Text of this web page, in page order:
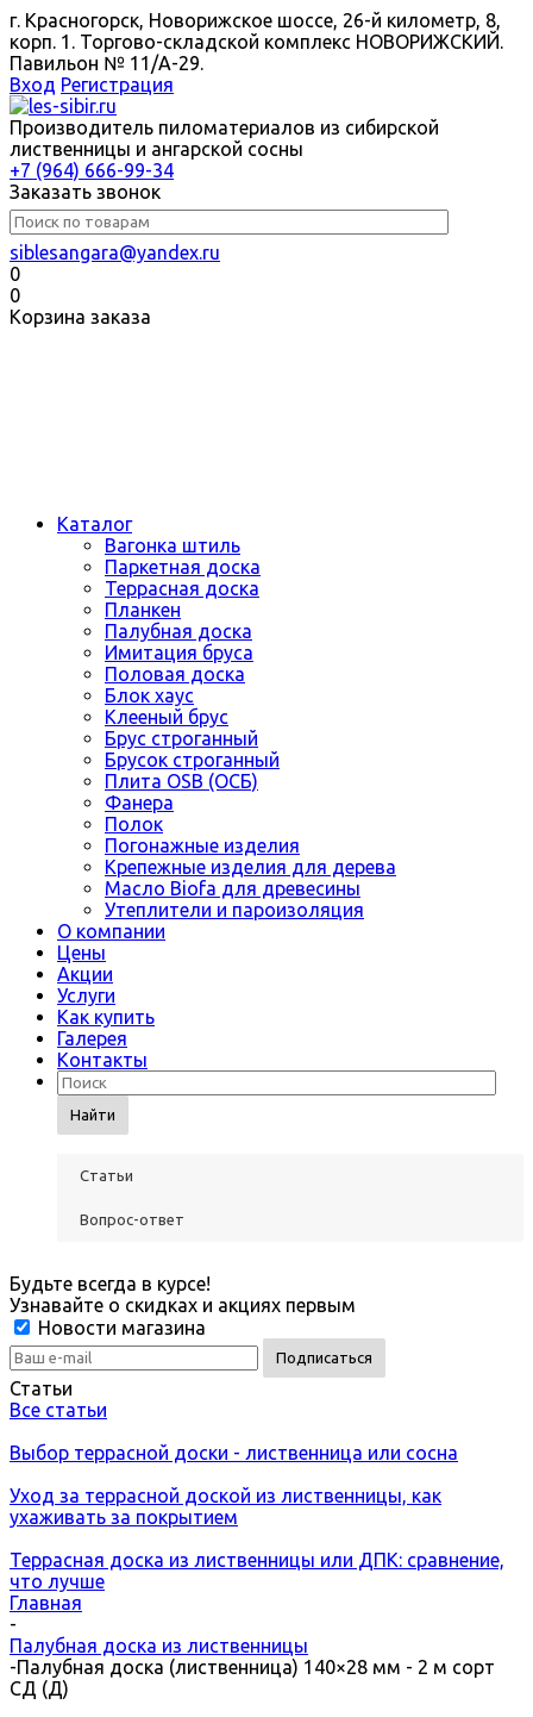
г. Красногорск, Новорижское шоссе, 26-й километр, 8,
корп. 1. Торгово-складской комплекс НОВОРИЖСКИЙ.
Павильон № 11/A-29.
Вход Регистрация
Производитель пиломатериалов из сибирской
лиственницы и ангарской сосны
+7 (964) 666-99-34
Заказать звонок
siblesangara@yandex.ru
0
0
Корзина заказа
Каталог
Вагонка штиль
Паркетная доска
Террасная доска
Планкен
Палубная доска
Имитация бруса
Половая доска
Блок хаус
Клееный брус
Брус строганный
Брусок строганный
Плита OSB (ОСБ)
Фанера
Полок
Погонажные изделия
Крепежные изделия для дерева
Масло Biofa для древесины
Утеплители и пароизоляция
О компании
Цены
Акции
Услуги
Как купить
Галерея
Контакты
Найти
Статьи
Вопрос-ответ
Будьте всегда в курсе!
Узнавайте о скидках и акциях первым
Новости магазина
Статьи
Все статьи
Выбор террасной доски - лиственница или сосна
Уход за террасной доской из лиственницы, как
ухаживать за покрытием
Террасная доска из лиственницы или ДПК: сравнение,
что лучше
Главная
-
Палубная доска из лиственницы
-Палубная доска (лиственница) 140×28 мм - 2 м сорт
СД (Д)